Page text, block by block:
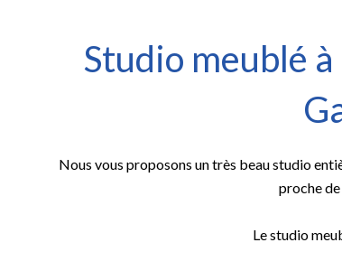
Studio meublé
Nous vous proposons un très beau studio
proche
Le studio